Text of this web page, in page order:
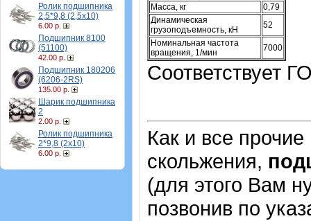
Ролик подшипника
2,5*9,8 (2,5х10)
6.00 р.
Подшипник 8100
(51100)
42.00 р.
Подшипник 180206
(6206-2RS)
135.00 р.
Шарик подшипника
2
2.00 р.
Ролик подшипника
2*9,8 (2х10)
6.00 р.
Масса, кг
0,79
Динамическая
грузоподъемность, кН
52
Номинальная частота
вращения, 1/мин
7000
Соответствует
Как и все
скольжения,
(для этого Вам
позвонив по